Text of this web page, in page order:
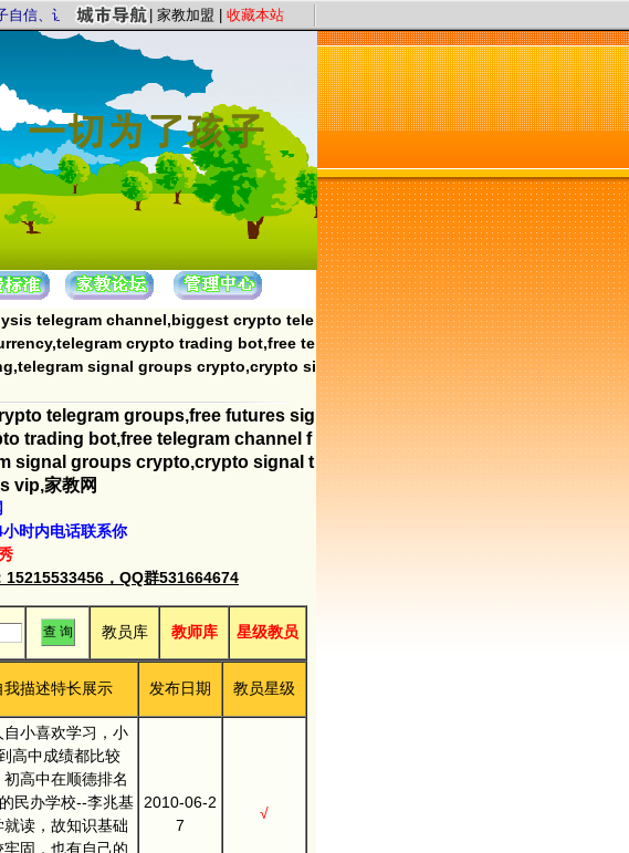
、让家长放心”为服务宗旨，以“证件认证、星级评定”保证教员质量，以“系统化、高质量、快
家教加盟 收藏本站
telegram channel,biggest crypto tele
crypto trading bot,free te
signal groups crypto,crypto si
telegram groups,free futures sig
trading bot,free telegram channel f
signal groups crypto,crypto signal t
vip,家教网
时内电话联系你
15215533456，QQ群531664674
教员库 教师库 星级教员
我描述特长展示 发布日期 教员星级
自小喜欢学习，小
高中成绩都比较
初高中在顺德排名
民办学校--李兆基
就读，故知识基础
牢固，也有自己的
2010-06-2
7
√